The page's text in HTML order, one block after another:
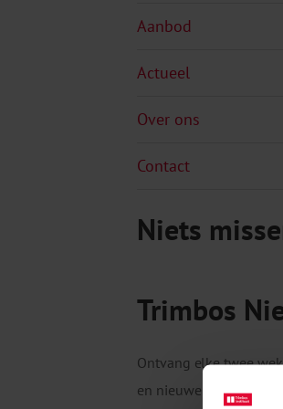
Aanbod
Actueel
Over ons
Contact
Niets
Trimbos
Ontvang elke twee
en nieuwe publicaties